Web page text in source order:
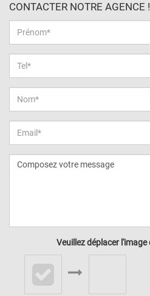
CONTACTER NOTRE AGENCE
Veuillez déplacer